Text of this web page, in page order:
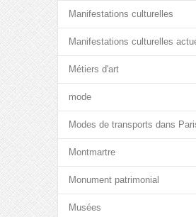
Manifestations culturelles
Manifestations culturelles
Métiers d'art
mode
Modes de transports dans
Montmartre
Monument patrimonial
Musées